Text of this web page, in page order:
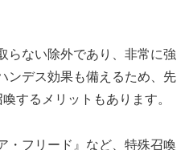
ない除外であり、非常に強
ンデス効果も備えるため、先
するメリットもあります。
・フリード』など、特殊召喚